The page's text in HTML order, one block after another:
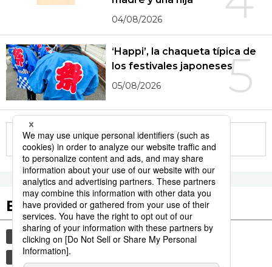
04/08/2026
5
‘Happi’, la chaqueta típica de
los festivales japoneses
05/08/2026
More in this series
Etiquetas destacadas
cultura gastronomía vida
comida
sociedad